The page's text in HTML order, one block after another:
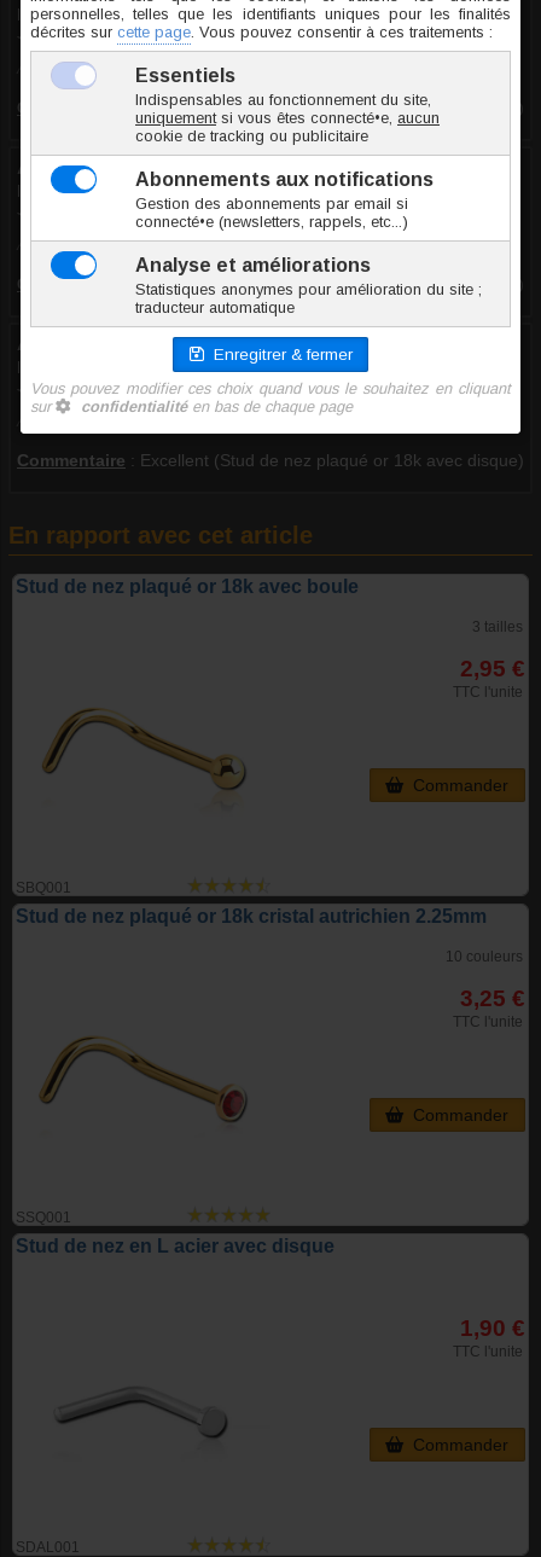
le 17.05.2024
10/10
Avis recueilli par Amazon France
Commentaire :Excellent (Stud de nez plaqué or 18k avec disque)
Anonyme
le 20.11.2023
10/10
Avis recueilli par Amazon France
Commentaire :Excellent (Stud de nez plaqué or 18k avec disque)
Anonyme
le 06.10.2023
10/10
Commentaire : Excellent (Stud de nez plaqué or 18k avec disque)
En rapport avec cet article
Stud de nez plaqué or 18k avec boule
SBQ001
3 tailles
2,95 €
TTC l'unite
Commander
Stud de nez plaqué or 18k cristal autrichien 2.25mm
SSQ001
10 couleurs
3,25 €
TTC l'unite
Commander
Stud de nez en L acier avec disque
SDAL001
1,90 €
TTC l'unite
Commander